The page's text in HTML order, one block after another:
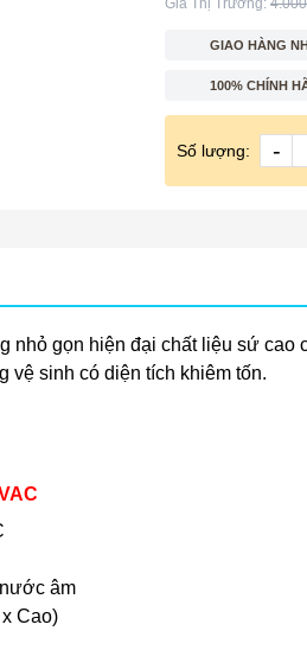
Giá Thị Trường:
GIAO HÀNG
100% CHÍNH
Số lượng: -
nhỏ gọn hiện đại chất liệu sứ cao
vệ sinh có diện tích khiêm tốn.
âm
Cao)